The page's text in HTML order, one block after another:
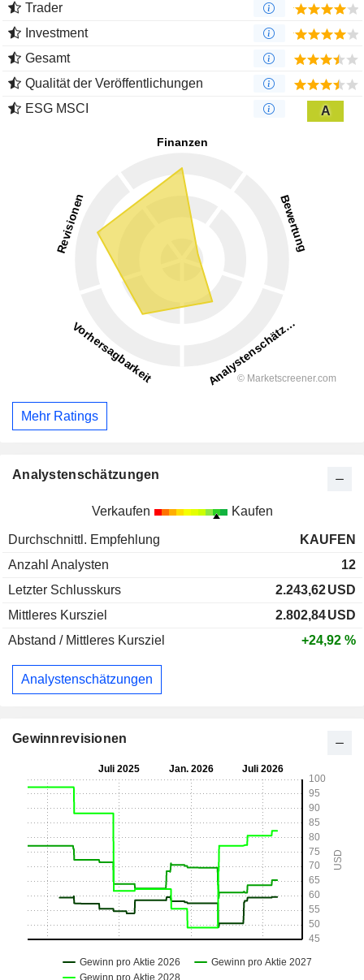
Trader
Investment
Gesamt
Qualität der Veröffentlichungen
ESG MSCI
A
Mehr Ratings
Analystenschätzungen
Verkaufen Kaufen
Durchschnittl. Empfehlung
KAUFEN
Anzahl Analysten
12
Letzter Schlusskurs
2.243,62USD
Mittleres Kursziel
2.802,84USD
Abstand / Mittleres Kursziel
+24,92 %
Analystenschätzungen
Gewinnrevisionen